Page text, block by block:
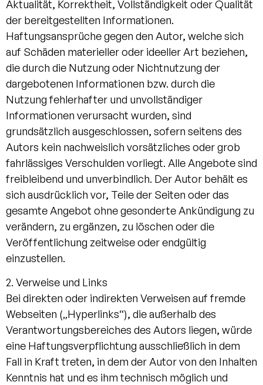
Aktualität, Korrektheit, Vollständigkeit oder Qualität
der bereitgestellten Informationen.
Haftungsansprüche gegen den Autor, welche sich
auf Schäden materieller oder ideeller Art beziehen,
die durch die Nutzung oder Nichtnutzung der
dargebotenen Informationen bzw. durch die
Nutzung fehlerhafter und unvollständiger
Informationen verursacht wurden, sind
grundsätzlich ausgeschlossen, sofern seitens des
Autors kein nachweislich vorsätzliches oder grob
fahrlässiges Verschulden vorliegt. Alle Angebote sind
freibleibend und unverbindlich. Der Autor behält es
sich ausdrücklich vor, Teile der Seiten oder das
gesamte Angebot ohne gesonderte Ankündigung zu
verändern, zu ergänzen, zu löschen oder die
Veröffentlichung zeitweise oder endgültig
einzustellen.
2. Verweise und Links
Bei direkten oder indirekten Verweisen auf fremde
Webseiten („Hyperlinks“), die außerhalb des
Verantwortungsbereiches des Autors liegen, würde
eine Haftungsverpflichtung ausschließlich in dem
Fall in Kraft treten, in dem der Autor von den Inhalten
Kenntnis hat und es ihm technisch möglich und